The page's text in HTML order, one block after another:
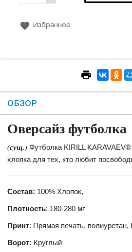
Избранное
ОБЗОР
Оверсайз футболка
(сущ.) Футболка KIRILL KARAVAEV®
хлопка для тех, кто любит
Состав: 100% Хлопок,
Плотность: 180-280 мг
Принт: Прямая печать, полиуретан,
Ворот: Круглый